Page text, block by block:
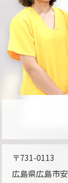
〒731-0113
広島県広島市